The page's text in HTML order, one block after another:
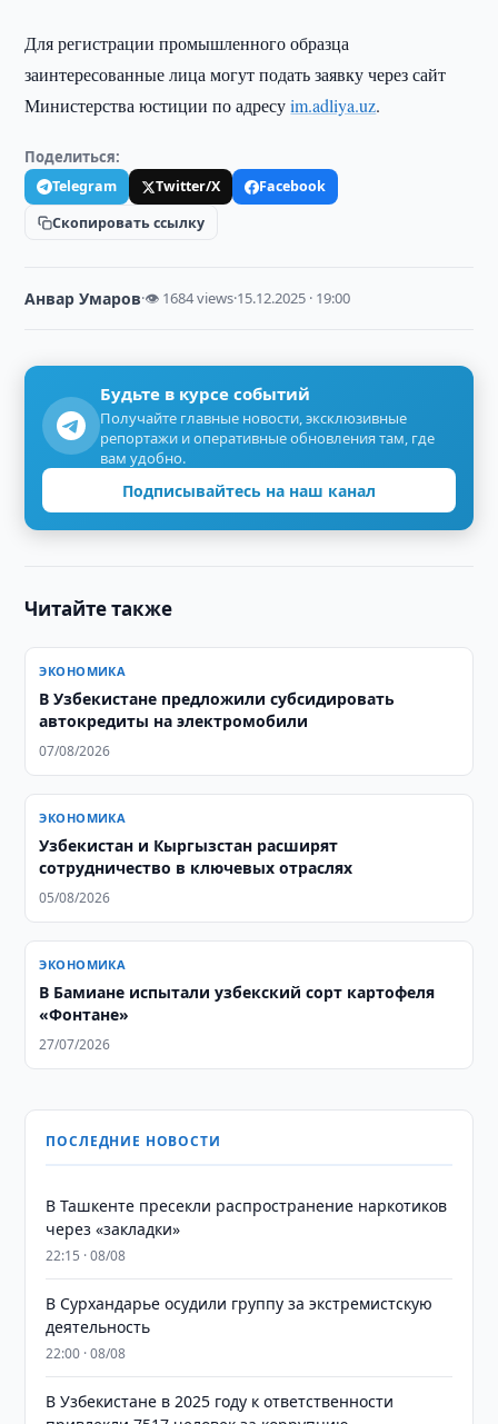
Для регистрации промышленного образца
заинтересованные лица могут подать заявку через сайт
Министерства юстиции по адресуim.adliya.uz.
Поделиться:
Telegram Twitter/X
Facebook
Скопировать ссылку
Анвар Умаров·👁 1684 views·15.12.2025 · 19:00
Будьте в курсе событий
Получайте главные новости, эксклюзивные
репортажи и оперативные обновления там, где
вам удобно.
Подписывайтесь на наш канал
Читайте также
ЭКОНОМИКА
В Узбекистане предложили субсидировать
автокредиты на электромобили
07/08/2026
ЭКОНОМИКА
Узбекистан и Кыргызстан расширят
сотрудничество в ключевых отраслях
05/08/2026
ЭКОНОМИКА
В Бамиане испытали узбекский сорт картофеля
«Фонтане»
27/07/2026
ПОСЛЕДНИЕ НОВОСТИ
В Ташкенте пресекли распространение наркотиков
через «закладки»
22:15 · 08/08
В Сурхандарье осудили группу за экстремистскую
деятельность
22:00 · 08/08
В Узбекистане в 2025 году к ответственности